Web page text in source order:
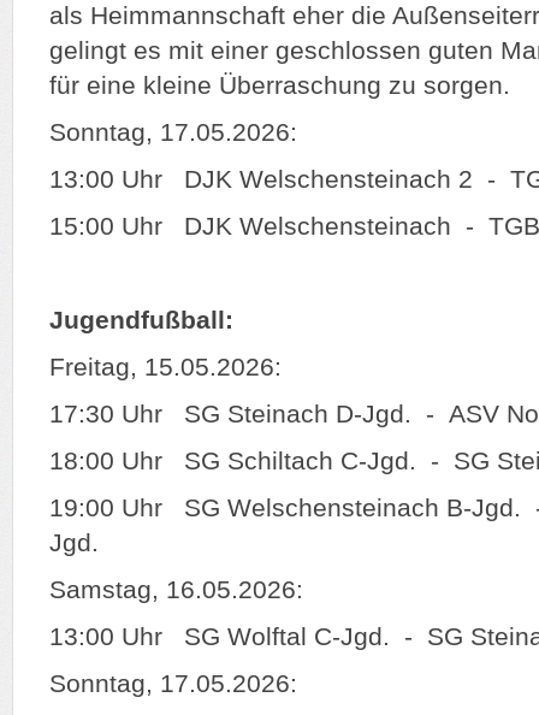
als Heimmannschaft eher die
gelingt es mit einer geschlossen guten
für eine kleine Überraschung zu sorgen.
Sonntag, 17.05.2026:
13:00 Uhr DJK Welschensteinach 2 -
15:00 Uhr DJK Welschensteinach -
Jugendfußball:
Freitag, 15.05.2026:
17:30 Uhr SG Steinach D-Jgd. - ASV
18:00 Uhr SG Schiltach C-Jgd. - SG
19:00 Uhr SG Welschensteinach B-Jgd.
Jgd.
Samstag, 16.05.2026:
13:00 Uhr SG Wolftal C-Jgd. - SG
Sonntag, 17.05.2026: